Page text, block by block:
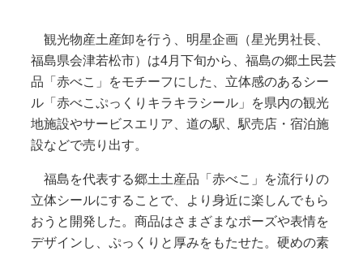
観光物産土産卸を行う、明星企画（星光男社長、
福島県会津若松市）は4月下旬から、福島の郷土民芸
品「赤べこ」をモチーフにした、立体感のあるシー
ル「赤べこぷっくりキラキラシール」を県内の観光
地施設やサービスエリア、道の駅、駅売店・宿泊施
設などで売り出す。
福島を代表する郷土土産品「赤べこ」を流行りの
立体シールにすることで、より身近に楽しんでもら
おうと開発した。商品はさまざまなポーズや表情を
デザインし、ぷっくりと厚みをもたせた。硬めの素